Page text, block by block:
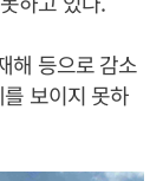
해 등으로 감소
보이지 못하